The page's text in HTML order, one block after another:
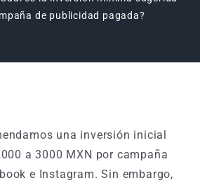
de publicidad pagada?
una inversión inicial
a 3000 MXN por campaña
e Instagram. Sin embargo,